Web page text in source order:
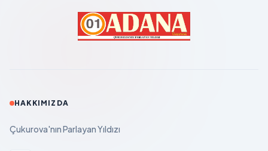
HAKKIMIZDA
Çukurova'nın Parlayan Yıldızı